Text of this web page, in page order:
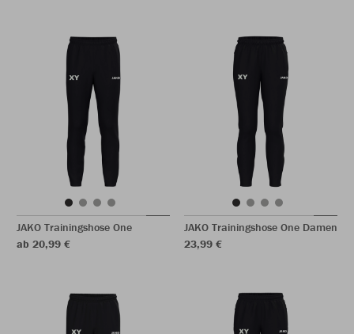
JAKO Trainingshose One
ab 20,99 €
JAKO Trainingshose One Damen
23,99 €